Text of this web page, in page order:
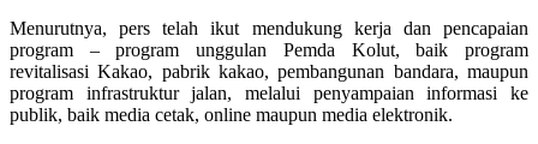
Menurutnya, pers telah ikut mendukung kerja dan pencapaian
program – program unggulan Pemda Kolut, baik program
revitalisasi Kakao, pabrik kakao, pembangunan bandara, maupun
program infrastruktur jalan, melalui penyampaian informasi ke
publik, baik media cetak, online maupun media elektronik.